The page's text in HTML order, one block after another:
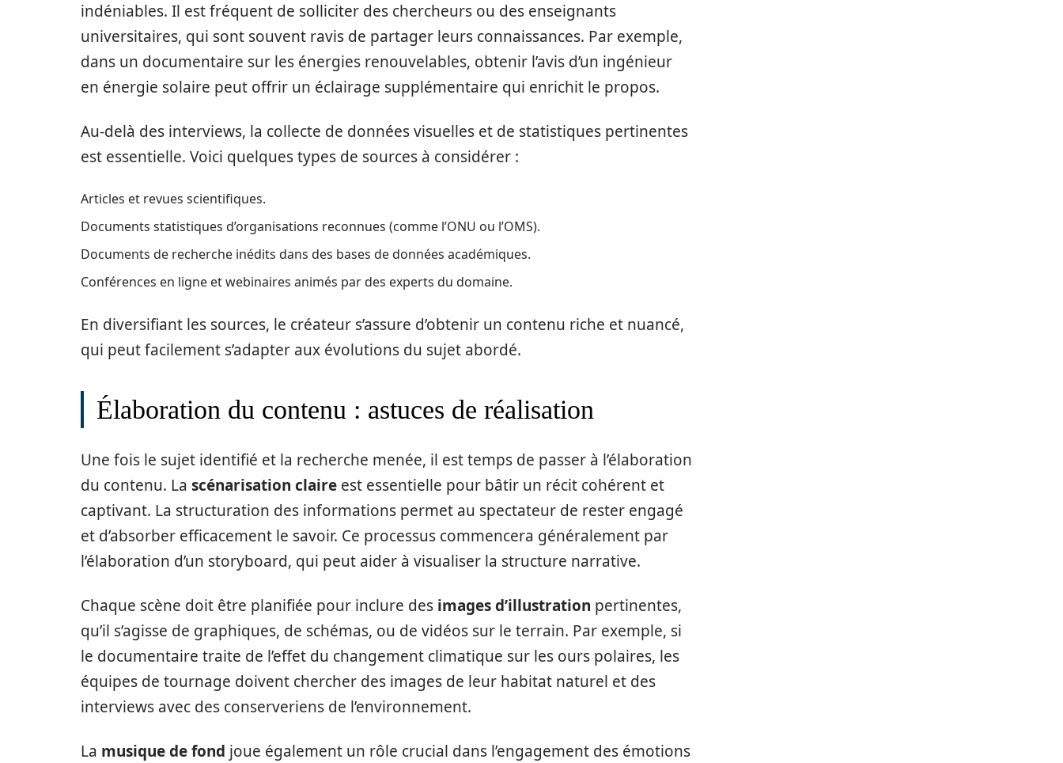
indéniables. Il est fréquent de solliciter des chercheurs ou des enseignants
universitaires, qui sont souvent ravis de partager leurs connaissances. Par exemple,
dans un documentaire sur les énergies renouvelables, obtenir l’avis d’un ingénieur
en énergie solaire peut offrir un éclairage supplémentaire qui enrichit le propos.
Au-delà des interviews, la collecte de données visuelles et de statistiques pertinentes
est essentielle. Voici quelques types de sources à considérer :
Articles et revues scientifiques.
Documents statistiques d’organisations reconnues (comme l’ONU ou l’OMS).
Documents de recherche inédits dans des bases de données académiques.
Conférences en ligne et webinaires animés par des experts du domaine.
En diversifiant les sources, le créateur s’assure d’obtenir un contenu riche et nuancé,
qui peut facilement s’adapter aux évolutions du sujet abordé.
Élaboration du contenu : astuces de réalisation
Une fois le sujet identifié et la recherche menée, il est temps de passer à l’élaboration
du contenu. La scénarisation claire est essentielle pour bâtir un récit cohérent et
captivant. La structuration des informations permet au spectateur de rester engagé
et d’absorber efficacement le savoir. Ce processus commencera généralement par
l’élaboration d’un storyboard, qui peut aider à visualiser la structure narrative.
Chaque scène doit être planifiée pour inclure des images d’illustration pertinentes,
qu’il s’agisse de graphiques, de schémas, ou de vidéos sur le terrain. Par exemple, si
le documentaire traite de l’effet du changement climatique sur les ours polaires, les
équipes de tournage doivent chercher des images de leur habitat naturel et des
interviews avec des conserveriens de l’environnement.
La musique de fond joue également un rôle crucial dans l’engagement des émotions